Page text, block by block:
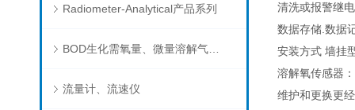
Radiometer-Analytical产品系列
BOD生化需氧量、微量溶解气体和现场水质测试组件以及其他分析仪
流量计、流速仪
清洗或报警继
数据存储.数据
安装方式 墙挂
溶解氧传感器
维护和更换更